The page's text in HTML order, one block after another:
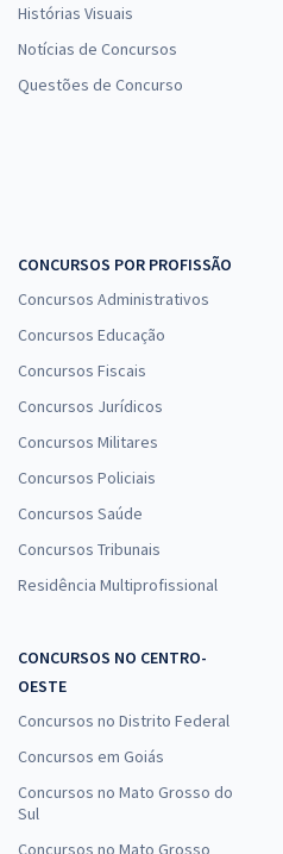
Histórias Visuais
Notícias de Concursos
Questões de Concurso
CONCURSOS POR PROFISSÃO
Concursos Administrativos
Concursos Educação
Concursos Fiscais
Concursos Jurídicos
Concursos Militares
Concursos Policiais
Concursos Saúde
Concursos Tribunais
Residência Multiprofissional
CONCURSOS NO CENTRO-
OESTE
Concursos no Distrito Federal
Concursos em Goiás
Concursos no Mato Grosso do
Sul
Concursos no Mato Grosso